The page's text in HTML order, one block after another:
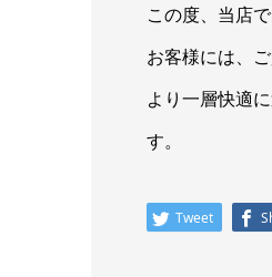
この度、当店
お客様には、
より一層快適
す。
Tweet